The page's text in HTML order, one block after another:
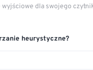
dla swojego
heurystyczne?